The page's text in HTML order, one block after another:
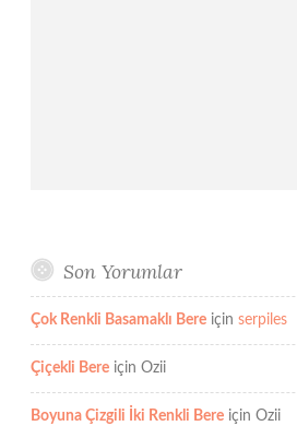
Son Yorumlar
Çok Renkli Basamaklı Bere için serpiles
Çiçekli Bere için Ozii
Boyuna Çizgili İki Renkli Bere için Ozii